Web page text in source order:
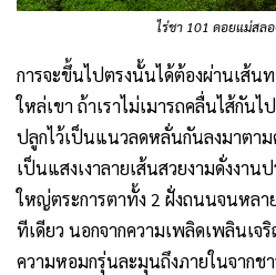
ไร่ชา 101 ดอยแม่สลอ
การจะขึ้นไปตรงนั้นได้ต้องผ่านเส้น
ใหล่เขา ถ้าเราไม่เมารถคลื่นไส้กันไ
ปลูกไว้เป็นแนวลดหลั่นกันลงมาตาม
เป็นแสงเงาลายเส้นสวยงามดั่งงาน
ใหญ่ตระการตาทั้ง 2 ฝั่งถนนจนหลา
ทีเดียว นอกจากความเพลิดเพลินเจ
ความหอมกรุ่นละมุนถึงภายในจากช